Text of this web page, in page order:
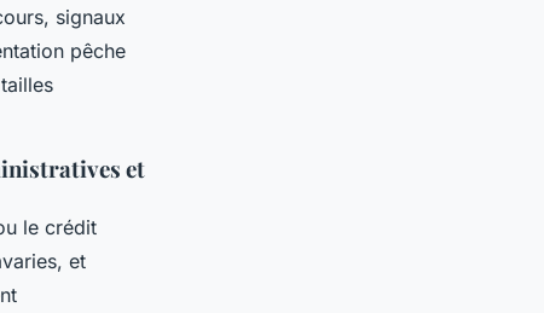
signaux
pêche
et
le crédit
et